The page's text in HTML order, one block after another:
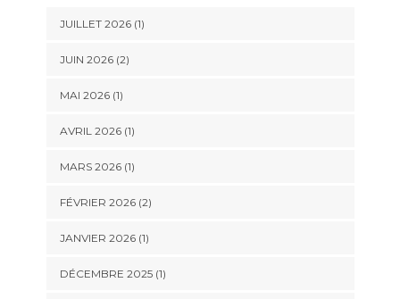
JUILLET 2026(1)
JUIN 2026(2)
MAI 2026(1)
AVRIL 2026(1)
MARS 2026(1)
FÉVRIER 2026(2)
JANVIER 2026(1)
DÉCEMBRE 2025(1)